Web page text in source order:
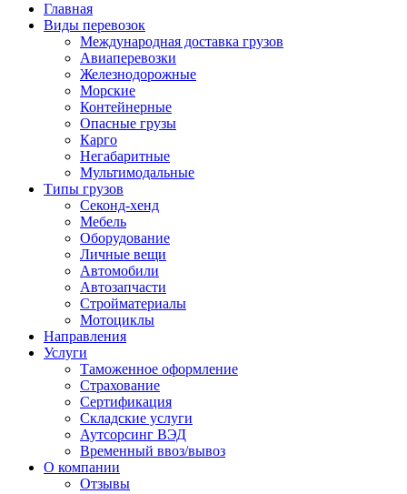
Главная
Виды перевозок
Международная доставка грузов
Авиаперевозки
Железнодорожные
Морские
Контейнерные
Опасные грузы
Карго
Негабаритные
Мультимодальные
Типы грузов
Секонд-хенд
Мебель
Оборудование
Личные вещи
Автомобили
Автозапчасти
Стройматериалы
Мотоциклы
Направления
Услуги
Таможенное оформление
Страхование
Сертификация
Складские услуги
Аутсорсинг ВЭД
Временный ввоз/вывоз
О компании
Отзывы